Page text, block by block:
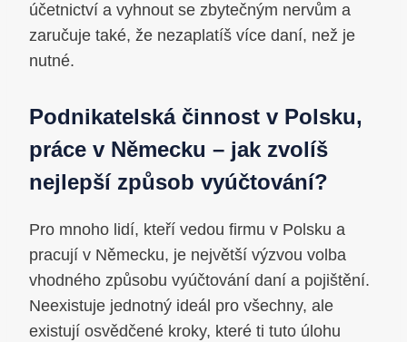
účetnictví a vyhnout se zbytečným nervům a
zaručuje také, že nezaplatíš více daní, než je
nutné.
Podnikatelská činnost v Polsku,
práce v Německu – jak zvolíš
nejlepší způsob vyúčtování?
Pro mnoho lidí, kteří vedou firmu v Polsku a
pracují v Německu, je největší výzvou volba
vhodného způsobu vyúčtování daní a pojištění.
Neexistuje jednotný ideál pro všechny, ale
existují osvědčené kroky, které ti tuto úlohu